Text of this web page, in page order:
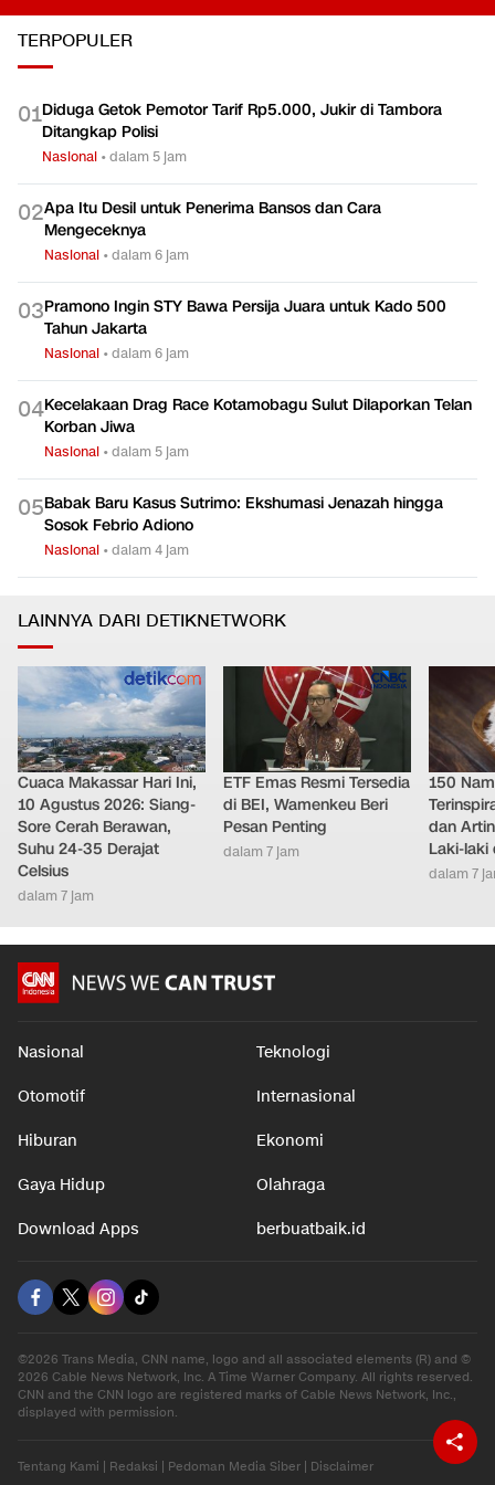
TERPOPULER
01Diduga Getok Pemotor Tarif Rp5.000, Jukir di Tambora
Ditangkap Polisi
Nasional •dalam 5 jam
02Apa Itu Desil untuk Penerima Bansos dan Cara
Mengeceknya
Nasional •dalam 6 jam
03Pramono Ingin STY Bawa Persija Juara untuk Kado 500
Tahun Jakarta
Nasional •dalam 6 jam
04Kecelakaan Drag Race Kotamobagu Sulut Dilaporkan Telan
Korban Jiwa
Nasional •dalam 5 jam
05Babak Baru Kasus Sutrimo: Ekshumasi Jenazah hingga
Sosok Febrio Adiono
Nasional •dalam 4 jam
LAINNYA DARI DETIKNETWORK
Cuaca Makassar Hari Ini,
10 Agustus 2026: Siang-
Sore Cerah Berawan,
Suhu 24-35 Derajat
Celsius
dalam 7 jam
ETF Emas Resmi Tersedia
di BEI, Wamenkeu Beri
Pesan Penting
dalam 7 jam
150
dan
Laki-laki
dalam 7
Nasional Teknologi
Otomotif Internasional
Hiburan Ekonomi
Gaya Hidup Olahraga
Download Apps berbuatbaik.id
©2026 Trans Media, CNN name, logo and all associated elements (R) and ©
2026 Cable News Network, Inc. A Time Warner Company. All rights reserved.
CNN and the CNN logo are registered marks of Cable News Network, Inc.,
displayed with permission.
Tentang Kami | Redaksi | Pedoman Media Siber | Disclaimer